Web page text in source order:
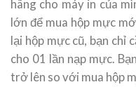
hãng cho máy in của
lớn để mua hộp mực
lại hộp mực cũ, bạn
cho 01 lần nạp mực.
trở lên so với mua hộp